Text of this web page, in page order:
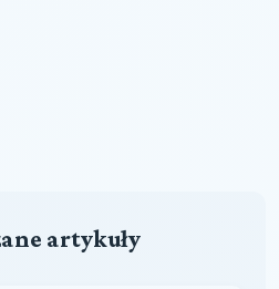
artykuły